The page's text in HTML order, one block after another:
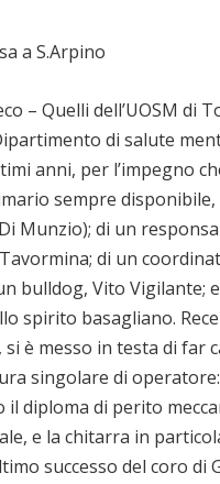
a S.Arpino
– Quelli dell’UOSM di
di salute
anni, per l’impegno
sempre
Munzio); di un
di un
bulldog, Vito Vigilante;
spirito basagliano.
è messo in testa di far
singolare di
il diploma di perito
e la chitarra in
successo del coro di